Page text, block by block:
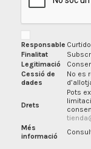
Responsable
Finalitat
Legitimació
Cessió de
dades
No es
Drets
Pots
Més
informació